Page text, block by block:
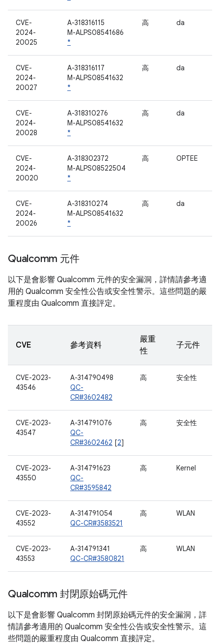
CVE-
2024-
20025
A-318316115
M-ALPS08541686
*
高 da
CVE-
2024-
20027
A-318316117
M-ALPS08541632
*
高 da
CVE-
2024-
20028
A-318310276
M-ALPS08541632
*
高 da
CVE-
2024-
20020
A-318302372
M-ALPS08522504
*
高 OPTEE
CVE-
2024-
20026
A-318310274
M-ALPS08541632
*
高 da
Qualcomm 元件
以下是會影響 Qualcomm 元件的安全漏洞，詳情請參考適
用的 Qualcomm 安全性公告或安全性警示。這些問題的嚴
重程度由 Qualcomm 直接評定。
CVE 參考資料
嚴重
性
子元件
CVE-2023-
43546
A-314790498
QC-
CR#3602482
高 安全性
CVE-2023-
43547
A-314791076
QC-
CR#3602462 [2]
高 安全性
CVE-2023-
43550
A-314791623
QC-
CR#3595842
高 Kernel
CVE-2023-
43552
A-314791054
QC-CR#3583521
高 WLAN
CVE-2023-
43553
A-314791341
QC-CR#3580821
高 WLAN
Qualcomm 封閉原始碼元件
以下是會影響 Qualcomm 封閉原始碼元件的安全漏洞，詳
情請參考適用的 Qualcomm 安全性公告或安全性警示。這
些問題的嚴重程度由 Qualcomm 直接評定。